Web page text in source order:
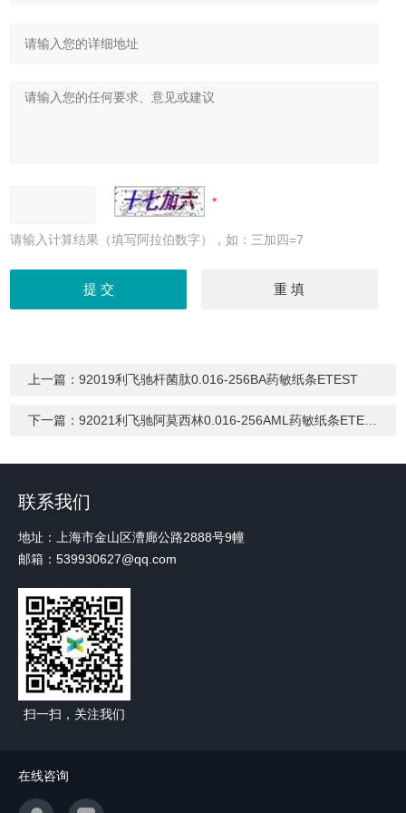
请输入计算结果（填写阿拉伯数字），如：三加四=7
上一篇：92019利飞驰杆菌肽0.016-256BA药敏纸条ETEST
下一篇：92021利飞驰阿莫西林0.016-256AML药敏纸条ETEST
联系我们
地址：上海市金山区漕廊公路2888号9幢
邮箱：539930627@qq.com
扫一扫，关注我们
在线咨询